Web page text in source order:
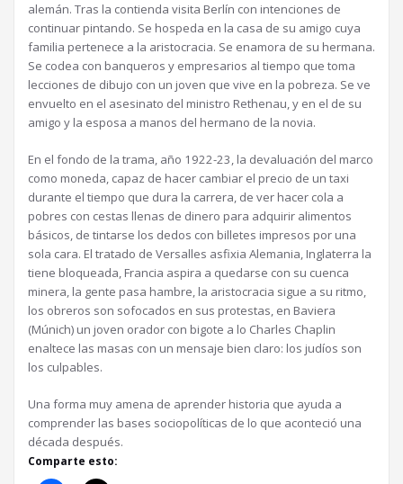
alemán. Tras la contienda visita Berlín con intenciones de
continuar pintando. Se hospeda en la casa de su amigo cuya
familia pertenece a la aristocracia. Se enamora de su hermana.
Se codea con banqueros y empresarios al tiempo que toma
lecciones de dibujo con un joven que vive en la pobreza. Se ve
envuelto en el asesinato del ministro Rethenau, y en el de su
amigo y la esposa a manos del hermano de la novia.
En el fondo de la trama, año 1922-23, la devaluación del marco
como moneda, capaz de hacer cambiar el precio de un taxi
durante el tiempo que dura la carrera, de ver hacer cola a
pobres con cestas llenas de dinero para adquirir alimentos
básicos, de tintarse los dedos con billetes impresos por una
sola cara. El tratado de Versalles asfixia Alemania, Inglaterra la
tiene bloqueada, Francia aspira a quedarse con su cuenca
minera, la gente pasa hambre, la aristocracia sigue a su ritmo,
los obreros son sofocados en sus protestas, en Baviera
(Múnich) un joven orador con bigote a lo Charles Chaplin
enaltece las masas con un mensaje bien claro: los judíos son
los culpables.
Una forma muy amena de aprender historia que ayuda a
comprender las bases sociopolíticas de lo que aconteció una
década después.
Comparte esto: